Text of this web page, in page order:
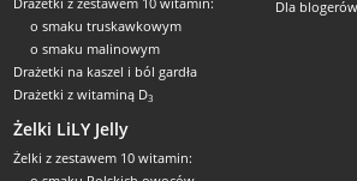
o smaku truskawkowym
o smaku malinowym
Drażetki na kaszel i ból gardła
Drażetki z witaminą D3
Żelki LiLY Jelly
Żelki z zestawem 10 witamin:
Dla blogerów